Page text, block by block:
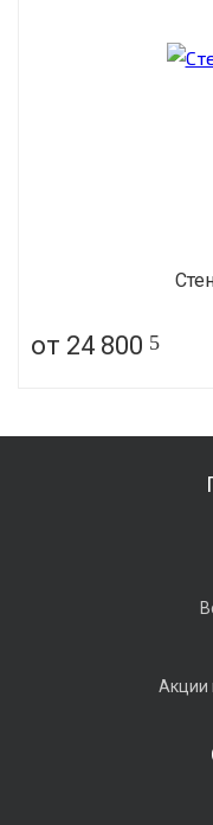
от 24 800 5
Акции